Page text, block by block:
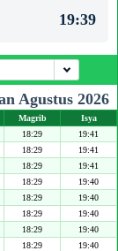
19:39
Agustus 2026
Magrib
Isya
18:29
19:41
18:29
19:41
18:29
19:41
18:29
19:40
18:29
19:40
18:29
19:40
18:29
19:40
18:29
19:40